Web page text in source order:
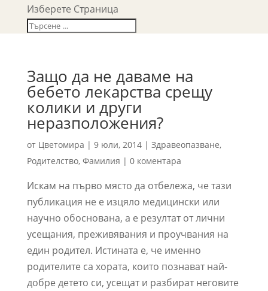
Изберете Страница
Защо да не даваме на
бебето лекарства срещу
колики и други
неразположения?
от Цветомира | 9 юли, 2014| Здравеопазване,
Родителство, Фамилия | 0 коментара
Искам на първо място да отбележа, че тази
публикация не е изцяло медицински или
научно обоснована, а е резултат от лични
усещания, преживявания и проучвания на
един родител. Истината е, че именно
родителите са хората, които познават най-
добре детето си, усещат и разбират неговите